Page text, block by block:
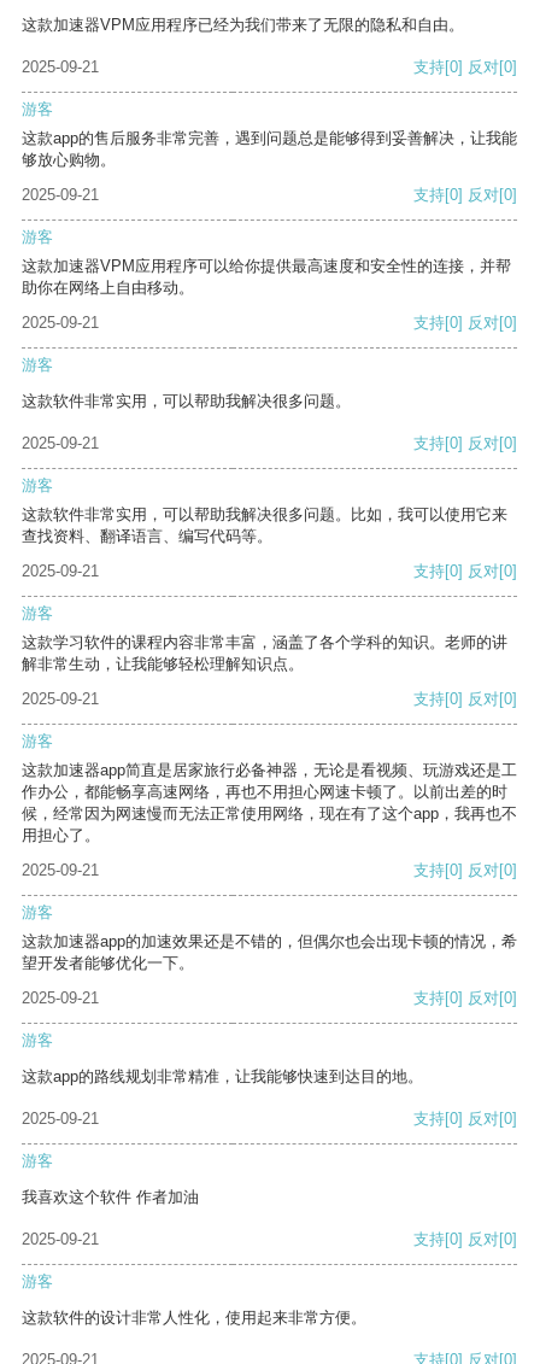
这款加速器VPM应用程序已经为我们带来了无限的隐私和自由。
2025-09-21 支持[0] 反对[0]
游客
这款app的售后服务非常完善，遇到问题总是能够得到妥善解决，让我能
够放心购物。
2025-09-21
支持[0] 反对[0]
游客
这款加速器VPM应用程序可以给你提供最高速度和安全性的连接，并帮
助你在网络上自由移动。
2025-09-21
支持[0] 反对[0]
游客
这款软件非常实用，可以帮助我解决很多问题。
2025-09-21 支持[0] 反对[0]
游客
这款软件非常实用，可以帮助我解决很多问题。比如，我可以使用它来
查找资料、翻译语言、编写代码等。
2025-09-21
支持[0] 反对[0]
游客
这款学习软件的课程内容非常丰富，涵盖了各个学科的知识。老师的讲
解非常生动，让我能够轻松理解知识点。
2025-09-21
支持[0] 反对[0]
游客
这款加速器app简直是居家旅行必备神器，无论是看视频、玩游戏还是工
作办公，都能畅享高速网络，再也不用担心网速卡顿了。以前出差的时
候，经常因为网速慢而无法正常使用网络，现在有了这个app，我再也不
用担心了。
2025-09-21
支持[0] 反对[0]
游客
这款加速器app的加速效果还是不错的，但偶尔也会出现卡顿的情况，希
望开发者能够优化一下。
2025-09-21
支持[0] 反对[0]
游客
这款app的路线规划非常精准，让我能够快速到达目的地。
2025-09-21 支持[0] 反对[0]
游客
我喜欢这个软件 作者加油
2025-09-21 支持[0] 反对[0]
游客
这款软件的设计非常人性化，使用起来非常方便。
2025-09-21 支持[0] 反对[0]